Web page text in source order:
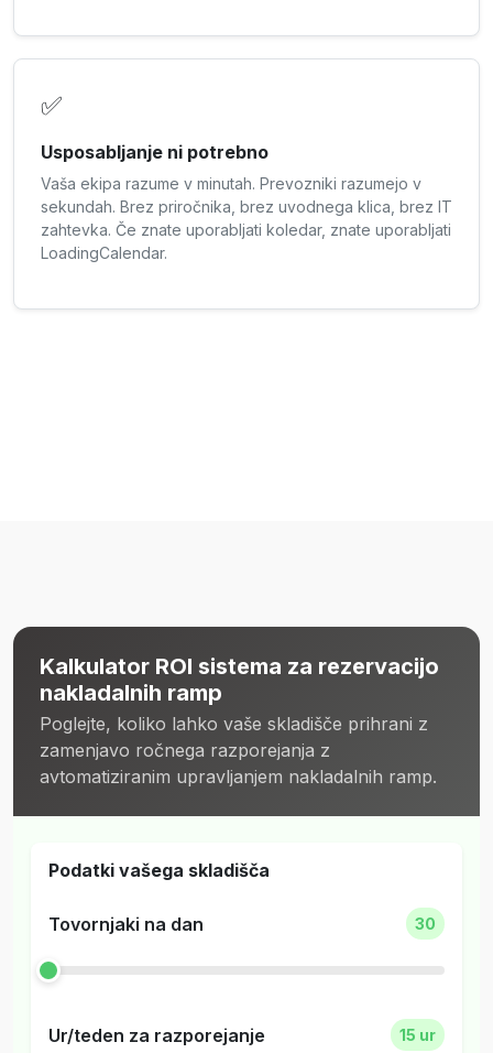
✅
Usposabljanje ni potrebno
Vaša ekipa razume v minutah. Prevozniki razumejo v
sekundah. Brez priročnika, brez uvodnega klica, brez IT
zahtevka. Če znate uporabljati koledar, znate uporabljati
LoadingCalendar.
Kalkulator ROI sistema za rezervacijo
nakladalnih ramp
Poglejte, koliko lahko vaše skladišče prihrani z
zamenjavo ročnega razporejanja z
avtomatiziranim upravljanjem nakladalnih ramp.
Podatki vašega skladišča
Tovornjaki na dan 30
Ur/teden za razporejanje 15 ur